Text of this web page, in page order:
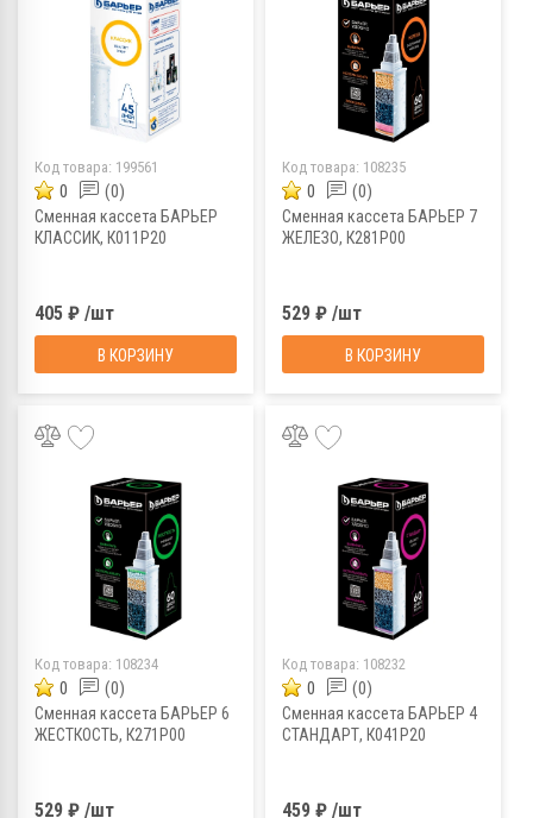
Код товара: 199561
0 (0)
Сменная кассета БАРЬЕР
КЛАССИК, К011Р20
405 ₽ /шт
В КОРЗИНУ
Код товара: 108235
0 (0)
Сменная кассета БАРЬЕР 7
ЖЕЛЕЗО, К281Р00
529 ₽ /шт
В КОРЗИНУ
Код товара: 108234
0 (0)
Сменная кассета БАРЬЕР 6
ЖЕСТКОСТЬ, К271Р00
529 ₽ /шт
Код товара: 108232
0 (0)
Сменная кассета БАРЬЕР 4
СТАНДАРТ, К041Р20
459 ₽ /шт